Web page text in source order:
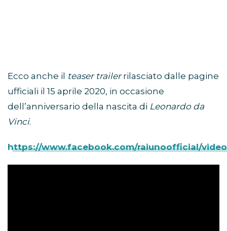
Ecco anche il teaser trailerrilasciato dalle pagine
ufficiali il 15 aprile 2020, in occasione
dell’anniversario della nascita di Leonardo da
Vinci.
https://www.facebook.com/raiunoofficial/